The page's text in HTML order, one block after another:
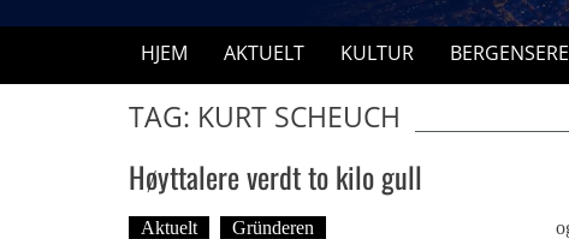
HJEM AKTUELT KULTUR
TAG: KURT SCHEUCH
Høyttalere verdt to kilo gull
Aktuelt Gründeren